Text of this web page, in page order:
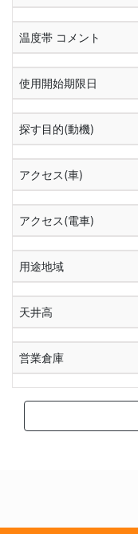
温度帯 コメント
使用開始期限日
探す目的(動機)
アクセス(車)
アクセス(電車)
用途地域
天井高
営業倉庫